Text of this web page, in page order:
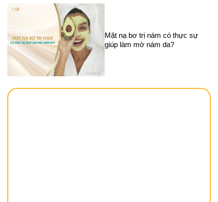
Mặt nạ bơ trị nám có thực sự
giúp làm mờ nám da?